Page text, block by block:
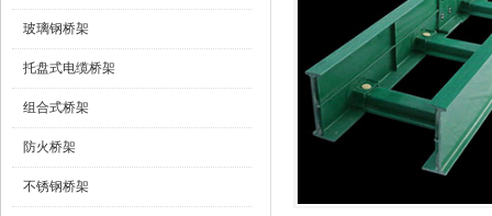
玻璃钢桥架
托盘式电缆桥架
组合式桥架
防火桥架
不锈钢桥架